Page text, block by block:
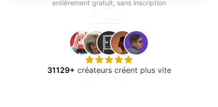
entièrement gratuit, sans inscription
31129+ créateurs créent plus vite